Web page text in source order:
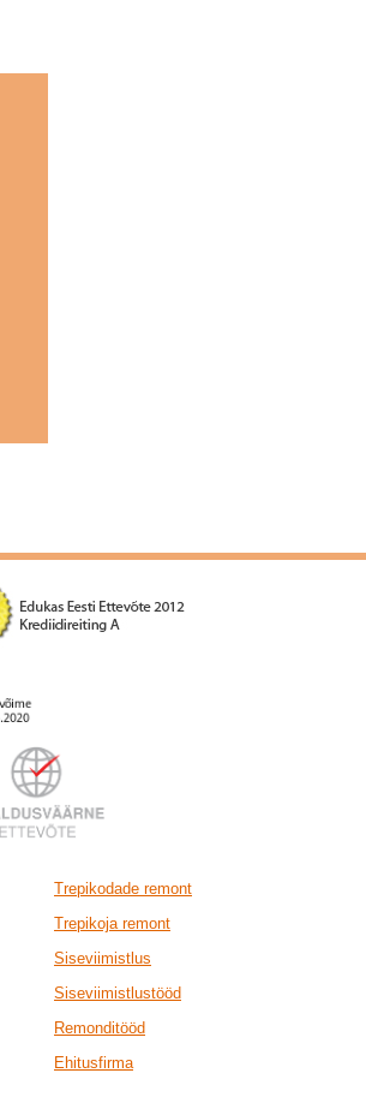
Trepikodade remont
Trepikoja remont
Siseviimistlus
Siseviimistlustööd
Remonditööd
Ehitusfirma